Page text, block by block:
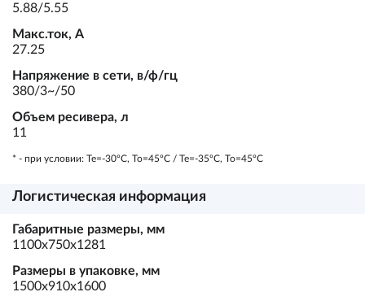
5.88/5.55
Макс.ток, А
27.25
Напряжение в сети, в/ф/гц
380/3~/50
Объем ресивера, л
11
* - при условии: Te=-30ºC, To=45ºC / Te=-35ºC, To=45ºC
Логистическая информация
Габаритные размеры, мм
1100х750х1281
Размеры в упаковке, мм
1500х910х1600